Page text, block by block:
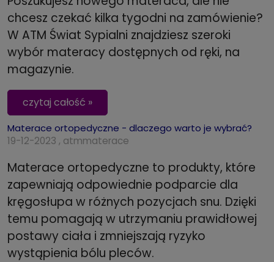
chcesz czekać kilka tygodni na zamówienie?
W ATM Świat Sypialni znajdziesz szeroki
wybór materacy dostępnych od ręki, na
magazynie.
czytaj całość »
Materace ortopedyczne - dlaczego warto je wybrać?
19-12-2023 , atmmaterace
Materace ortopedyczne to produkty, które
zapewniają odpowiednie podparcie dla
kręgosłupa w różnych pozycjach snu. Dzięki
temu pomagają w utrzymaniu prawidłowej
postawy ciała i zmniejszają ryzyko
wystąpienia bólu pleców.